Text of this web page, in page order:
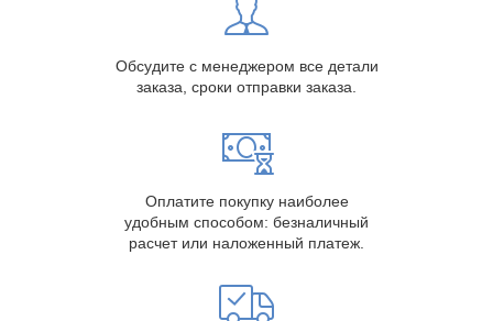
Обсудите с менеджером все детали
заказа, сроки отправки заказа.
Оплатите покупку наиболее
удобным способом: безналичный
расчет или наложенный платеж.